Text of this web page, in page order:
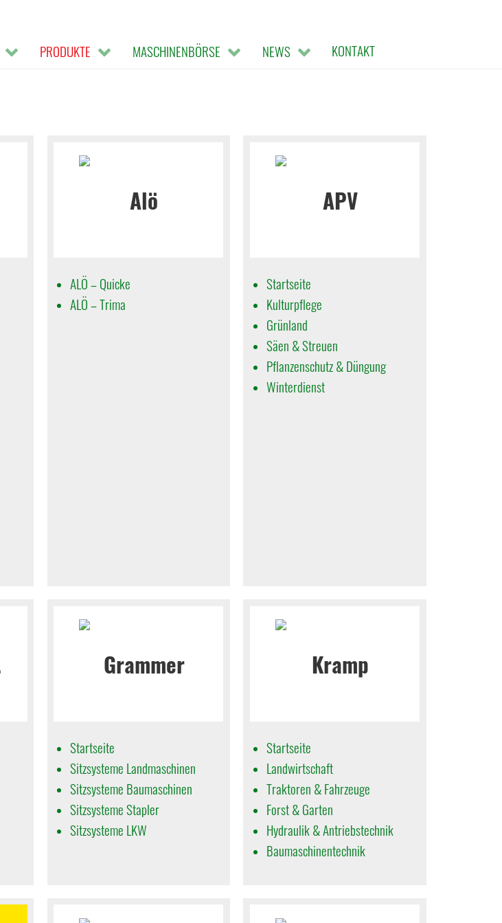
PRODUKTE MASCHINENBÖRSE NEWS KONTAKT
ALÖ – Quicke
ALÖ – Trima
Startseite
Kulturpflege
Grünland
Säen & Streuen
Pflanzenschutz & Düngung
Winterdienst
Startseite
Sitzsysteme Landmaschinen
Sitzsysteme Baumaschinen
Sitzsysteme Stapler
Sitzsysteme LKW
Startseite
Landwirtschaft
Traktoren & Fahrzeuge
Forst & Garten
Hydraulik & Antriebstechnik
Baumaschinentechnik